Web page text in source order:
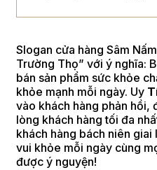
Slogan cửa hàng Sâm
Trường Thọ” với ý nghĩa:
bán sản phẩm sức khỏe
khỏe mạnh mỗi ngày. Uy
vào khách hàng phản hồi,
lòng khách hàng tối đa
khách hàng bách niên giai
vui khỏe mỗi ngày cùng
được ý nguyện!